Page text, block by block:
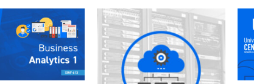
variantes.
Las
opciones
se
variantes.
Las
opciones
se